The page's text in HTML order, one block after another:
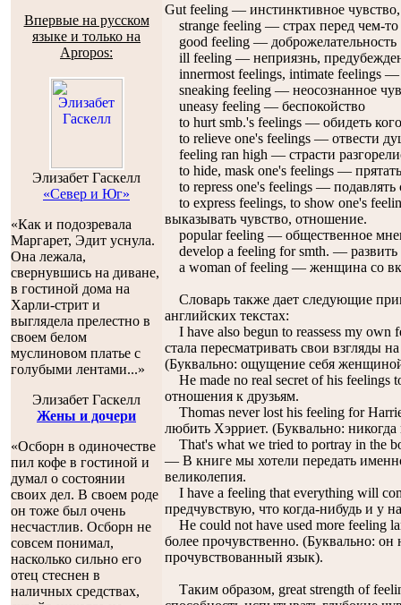
Впервые на русском
языке и только на
Apropos:
Элизабет Гаскелл
«Север и Юг»
«Как и подозревала
Маргарет, Эдит уснула.
Она лежала,
свернувшись на диване,
в гостиной дома на
Харли-стрит и
выглядела прелестно в
своем белом
муслиновом платье с
голубыми лентами...»
Элизабет Гаскелл
Жены и дочери
«Осборн в одиночестве
пил кофе в гостиной и
думал о состоянии
своих дел. В своем роде
он тоже был очень
несчастлив. Осборн не
совсем понимал,
насколько сильно его
отец стеснен в
наличных средствах,
Gut feeling — инстинктивное чувство,
strange feeling — страх перед чем-
good feeling — доброжелательность
ill feeling — неприязнь,
innermost feelings, intimate feelings
sneaking feeling — неосознанное
uneasy feeling — беспокойство
to hurt smb.'s feelings — обидеть
to relieve one's feelings — отвести
feeling ran high — страсти
to hide, mask one's feelings —
to repress one's feelings — подавлять
to express feelings, to show one's
выказывать чувство, отношение.
popular feeling — общественное
develop a feeling for smth. — развить
а woman of feeling — женщина со
Словарь также дает следующие
английских текстах:
I have also begun to reassess my
стала пересматривать свои взгляды
(Буквально: ощущение себя
He made no real secret of his
отношения к друзьям.
Thomas never lost his feeling for
любить Хэрриет. (Буквально: никогда
That's what we tried to portray in the
— В книге мы хотели передать
великолепия.
I have a feeling that everything will
предчувствую, что когда-нибудь и у
He could not have used more feeling
более прочувственно. (Буквально: он
прочувствованный язык).
Таким образом, great strength of